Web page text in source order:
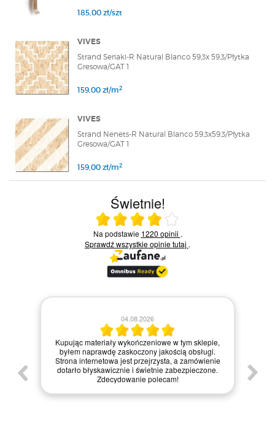
185,00 zł/szt
VIVES
Strand Seriaki-R Natural Blanco 59,3x 59,3/Płytka
Gresowa/GAT 1
159,00 zł/m2
VIVES
Strand Nenets-R Natural Blanco 59,3x59,3/Płytka
Gresowa/GAT 1
159,00 zł/m2
Świetnie!
Ocena średnia 4 na 5
Na podstawie 1220 opinii .
Sprawdź wszystkie opinietutaj .
Zamówienie zrealizowane błyskawicznie, a
materiały dotarły w idealnym stanie. Strona
internetowa jest bardzo intuicyjna, co ułatwiło mi
zakupy, a dodatkowo paczka była starannie
zapakowana. Zdecydowanie polecam ten sklep
każdemu, kto szuka jakości i profesjonalnej obsługi!